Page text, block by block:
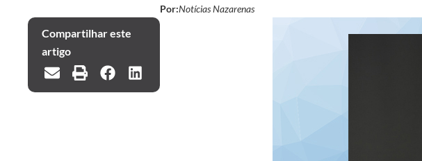
Por:Notícias Nazarenas
Compartilhar este
artigo